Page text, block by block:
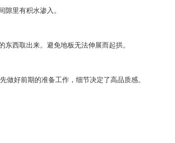
里有积水渗入。
西取出来。避免地板无法伸展而起拱。
做好前期的准备工作，细节决定了高品质感。